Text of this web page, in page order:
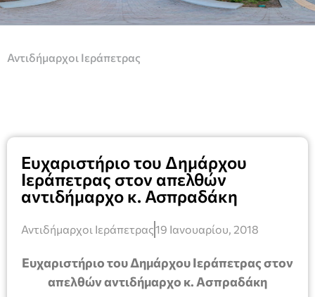
Αντιδήμαρχοι Ιεράπετρας
Ευχαριστήριο του Δημάρχου
Ιεράπετρας στον απελθών
αντιδήμαρχο κ. Ασπραδάκη
Αντιδήμαρχοι Ιεράπετρας19 Ιανουαρίου, 2018
Ευχαριστήριο του Δημάρχου Ιεράπετρας στον
απελθών αντιδήμαρχο κ. Ασπραδάκη